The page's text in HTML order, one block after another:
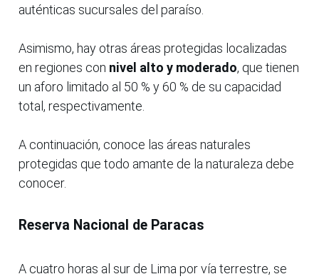
auténticas sucursales del paraíso.
Asimismo, hay otras áreas protegidas localizadas
en regiones con nivel alto y moderado, que tienen
un aforo limitado al 50 % y 60 % de su capacidad
total, respectivamente.
A continuación, conoce las áreas naturales
protegidas que todo amante de la naturaleza debe
conocer.
Reserva Nacional de Paracas
A cuatro horas al sur de Lima por vía terrestre, se